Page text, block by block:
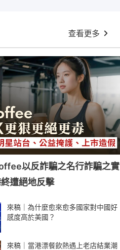
查看更多
以反詐騙之名行詐騙之實
遭絕地反擊
來稿｜為什麼愈來愈多國家對中國好
感度高於美國？
來稿｜當港漂餐飲熱遇上老店結業潮